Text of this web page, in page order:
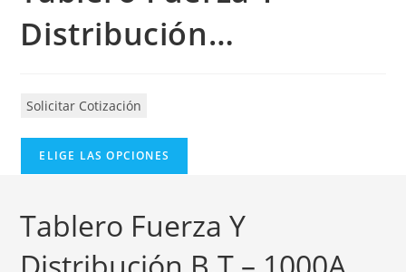
Distribución…
Solicitar Cotización
ELIGE LAS OPCIONES
Tablero Fuerza Y